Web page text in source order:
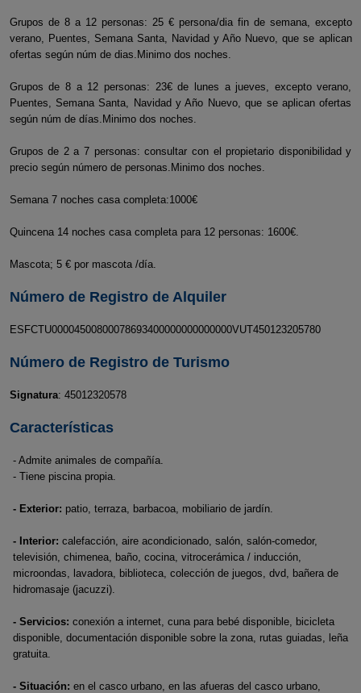
Grupos de 8 a 12 personas: 25 € persona/dia fin de semana, excepto
verano, Puentes, Semana Santa, Navidad y Año Nuevo, que se aplican
ofertas según núm de dias.Minimo dos noches.
Grupos de 8 a 12 personas: 23€ de lunes a jueves, excepto verano,
Puentes, Semana Santa, Navidad y Año Nuevo, que se aplican ofertas
según núm de días.Minimo dos noches.
Grupos de 2 a 7 personas: consultar con el propietario disponibilidad y
precio según número de personas.Minimo dos noches.
Semana 7 noches casa completa:1000€
Quincena 14 noches casa completa para 12 personas: 1600€.
Mascota; 5 € por mascota /día.
Número de Registro de Alquiler
ESFCTU00004500800078693400000000000000VUT450123205780
Número de Registro de Turismo
Signatura: 45012320578
Características
- Admite animales de compañía.
- Tiene piscina propia.
- Exterior: patio, terraza, barbacoa, mobiliario de jardín.
- Interior: calefacción, aire acondicionado, salón, salón-comedor,
televisión, chimenea, baño, cocina, vitrocerámica / inducción,
microondas, lavadora, biblioteca, colección de juegos, dvd, bañera de
hidromasaje (jacuzzi).
- Servicios: conexión a internet, cuna para bebé disponible, bicicleta
disponible, documentación disponible sobre la zona, rutas guiadas, leña
gratuita.
- Situación: en el casco urbano, en las afueras del casco urbano,